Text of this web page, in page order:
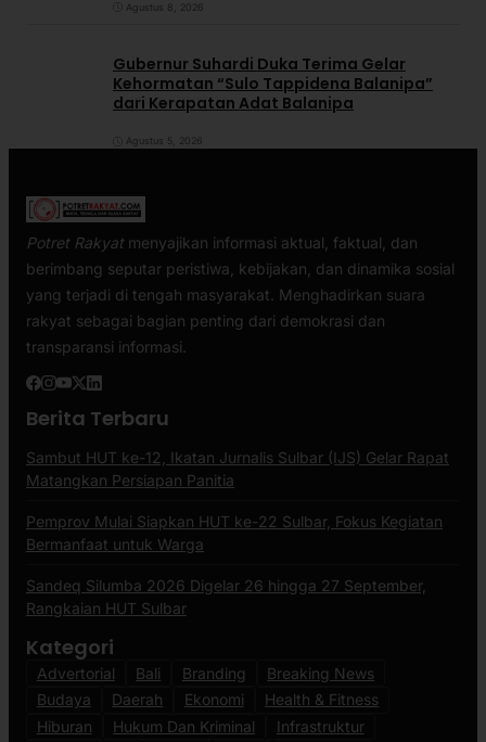
Agustus 8, 2026
Gubernur Suhardi Duka Terima Gelar
Kehormatan “Sulo Tappidena Balanipa”
dari Kerapatan Adat Balanipa
Agustus 5, 2026
Potret Rakyatmenyajikan informasi aktual, faktual, dan
berimbang seputar peristiwa, kebijakan, dan dinamika sosial
yang terjadi di tengah masyarakat. Menghadirkan suara
rakyat sebagai bagian penting dari demokrasi dan
transparansi informasi.
Berita Terbaru
Sambut HUT ke-12, Ikatan Jurnalis Sulbar (IJS) Gelar Rapat
Matangkan Persiapan Panitia
Pemprov Mulai Siapkan HUT ke-22 Sulbar, Fokus Kegiatan
Bermanfaat untuk Warga
Sandeq Silumba 2026 Digelar 26 hingga 27 September,
Rangkaian HUT Sulbar
Kategori
Advertorial Bali Branding
Breaking News
Budaya
Daerah Ekonomi
Health & Fitness
Hiburan
Hukum Dan Kriminal
Infrastruktur